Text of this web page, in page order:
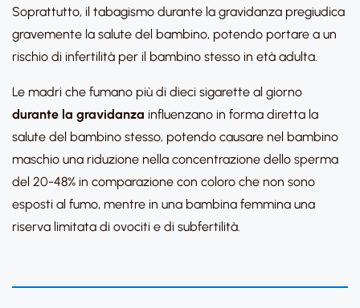
Soprattutto, il tabagismo durante la gravidanza pregiudica
gravemente la salute del bambino, potendo portare a un
rischio di infertilità per il bambino stesso in età adulta.
Le madri che fumano più di dieci sigarette al giorno
durante la gravidanza influenzano in forma diretta la
salute del bambino stesso, potendo causare nel bambino
maschio una riduzione nella concentrazione dello sperma
del 20-48% in comparazione con coloro che non sono
esposti al fumo, mentre in una bambina femmina una
riserva limitata di ovociti e di subfertilità.